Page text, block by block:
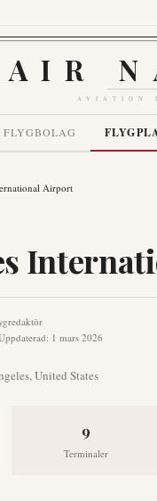
AIR
AVIATION
FLYGBOLAG
Airport
: 1 mars 2026
,United States
9
Terminaler